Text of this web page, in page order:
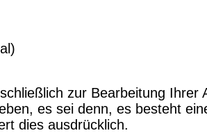
zur Bearbeitung Ihrer
es sei denn, es besteht
dies ausdrücklich.